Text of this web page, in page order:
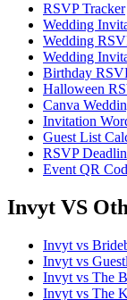
RSVP Tracker
Wedding
Wedding
Wedding
Birthday
Halloween
Canva
Invitation
Guest List
RSVP
Event QR
Invyt VS
Invyt vs
Invyt vs
Invyt vs The
Invyt vs The